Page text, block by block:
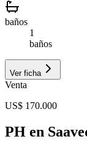
baños
1
baños
Ver ficha
Venta
US$ 170.000
PH en